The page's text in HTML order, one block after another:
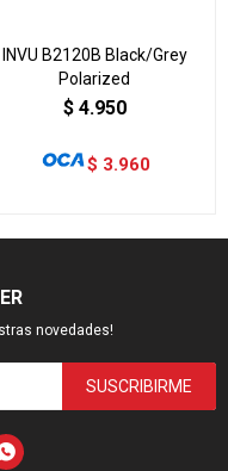
INVU B2120B Black/Grey
Polarized
$ 4.950
$ 3.960
novedades!
SUSCRIBIRME